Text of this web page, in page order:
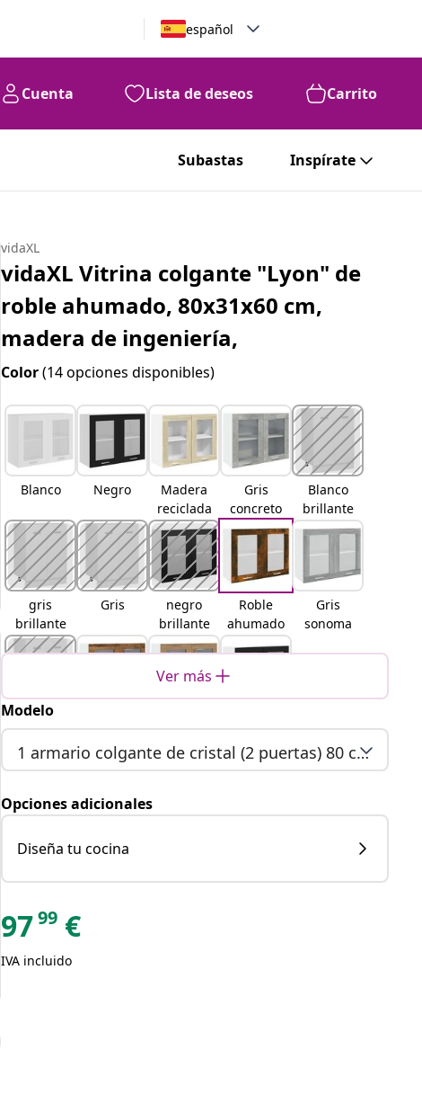
español
Cuenta Lista de deseos Carrito
Subastas Inspírate
vidaXL
vidaXL Vitrina colgante "Lyon" de
roble ahumado, 80x31x60 cm,
madera de ingeniería,
Color(14 opciones disponibles)
Blanco Negro
Madera
reciclada
Gris
concreto
Blanco
brillante
gris
brillante
Gris
negro
brillante
Roble
ahumado
Gris
sonoma
Marrón
a
Ver más
Modelo
1 armario colgante de cristal (2 puertas) 80 cm de ancho 60 cm de alto
Opciones adicionales
Diseña tu cocina
9799 €
IVA incluido